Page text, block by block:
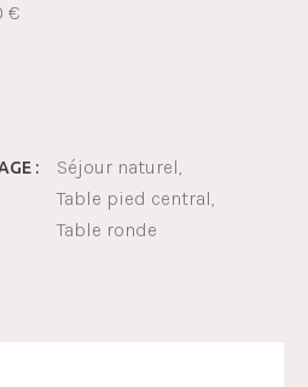
€
:
Séjour naturel
Table pied central
Table ronde